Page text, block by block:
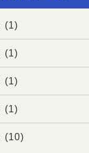
(1)
(1)
(1)
(1)
(10)